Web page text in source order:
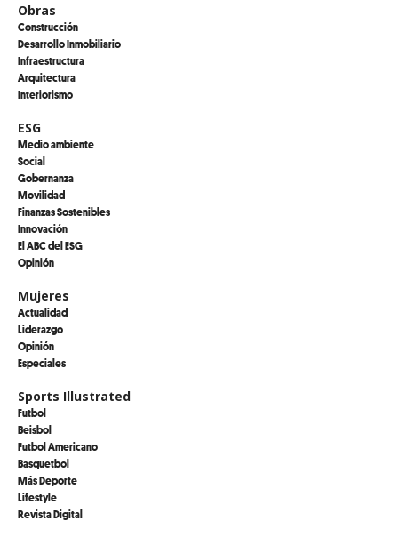
Obras
Construcción
Desarrollo Inmobiliario
Infraestructura
Arquitectura
Interiorismo
ESG
Medio ambiente
Social
Gobernanza
Movilidad
Finanzas Sostenibles
Innovación
El ABC del ESG
Opinión
Mujeres
Actualidad
Liderazgo
Opinión
Especiales
Sports Illustrated
Futbol
Beisbol
Futbol Americano
Basquetbol
Más Deporte
Lifestyle
Revista Digital